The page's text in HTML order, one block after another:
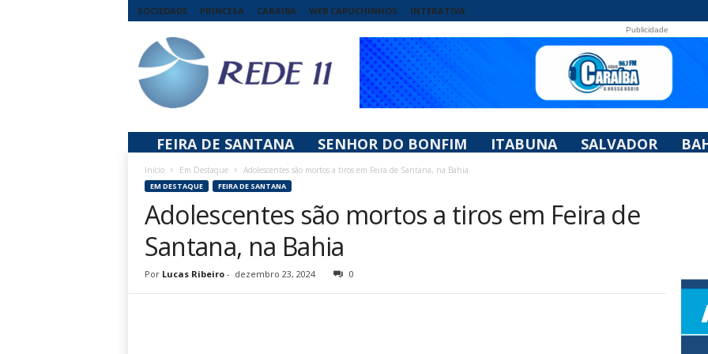
SOCIEDADE PRINCESA CARAIBA WEB CAPUCHINHOS INTERATIVA
Publicidade
FEIRA DE SANTANA SENHOR DO BONFIM ITABUNA SALVADOR
Início Em Destaque Adolescentes são mortos a tiros em Feira de Santana, na Bahia
EM DESTAQUE FEIRA DE SANTANA
Adolescentes são mortos a tiros em Feira de
Santana, na Bahia
Por Lucas Ribeiro- dezembro 23, 2024 0